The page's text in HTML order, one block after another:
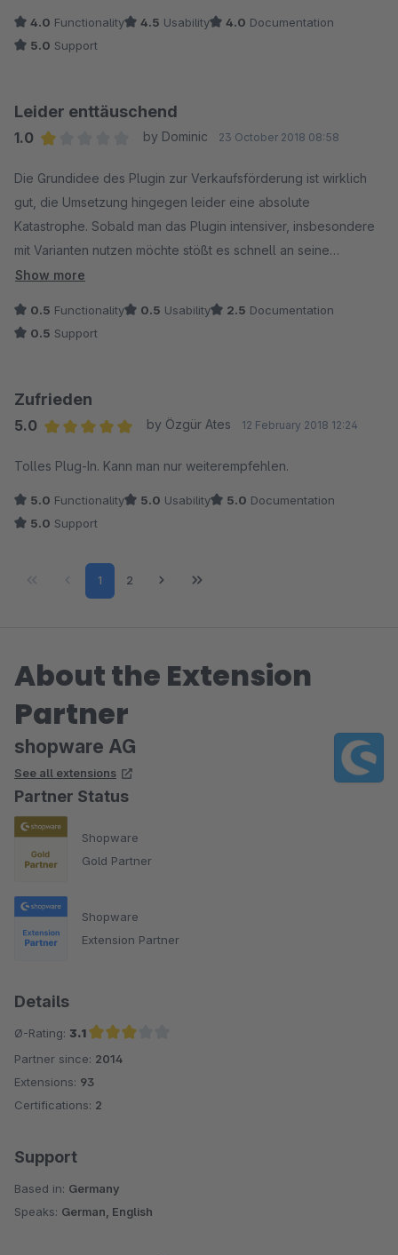
4.0 Functionality 4.5 Usability 4.0 Documentation
5.0 Support
Leider enttäuschend
1.0
by Dominic 23 October 2018 08:58
Die Grundidee des Plugin zur Verkaufsförderung ist wirklich
gut, die Umsetzung hingegen leider eine absolute
Katastrophe. Sobald man das Plugin intensiver, insbesondere
mit Varianten nutzen möchte stößt es schnell an seine
Grenzen. Bundles aus mehreren Größen können nicht
Top kommt noch die falsche Berechnung der Preise, sobald
Sehr schade, da wir es hier mit einem mächtige Tool zu tun
Show more
0.5 Functionality 0.5 Usability 2.5 Documentation
0.5 Support
Zufrieden
5.0
by Özgür Ates 12 February 2018 12:24
Tolles Plug-In. Kann man nur weiterempfehlen.
5.0 Functionality 5.0 Usability 5.0 Documentation
5.0 Support
Page
1 Page
2
About the Extension
Partner
shopware AG
See all extensions
Partner Status
Shopware
Gold Partner
Shopware
Extension Partner
Details
Ø-Rating: 3.1
Average rating of 3.1 out of 5 stars
Partner since: 2014
Extensions: 93
Certifications: 2
Support
Based in: Germany
Speaks: German, English